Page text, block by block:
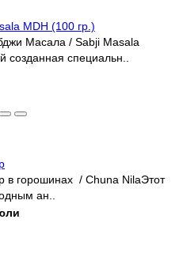
MDH (100 гр.)
Масала / Sabji Masala
созданная специальн..
в горошинах / Chuna NilaЭтот
ан..